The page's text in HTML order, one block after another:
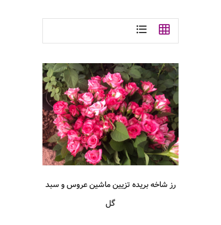
رز شاخه بریده تزیین ماشین عروس و سبد
گل